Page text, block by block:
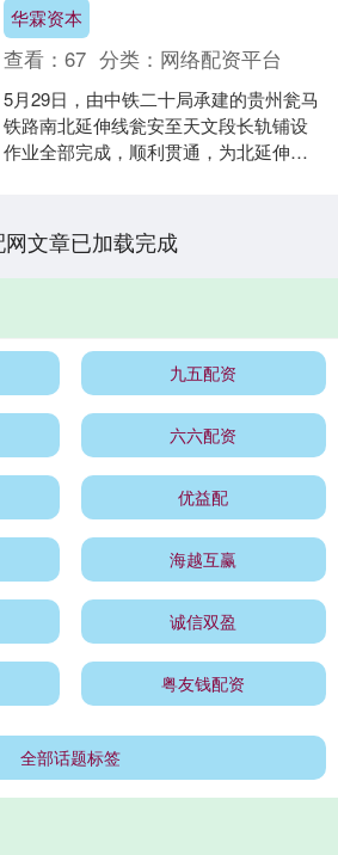
华霖资本
查看：67 分类： 网络配资平台
5月29日，由中铁二十局承建的贵州瓮马
铁路南北延伸线瓮安至天文段长轨铺设
作业全部完成，顺利贯通，为北延伸线
文章已加载完成
九五配资
六六配资
优益配
海越互赢
诚信双盈
粤友钱配资
全部话题标签